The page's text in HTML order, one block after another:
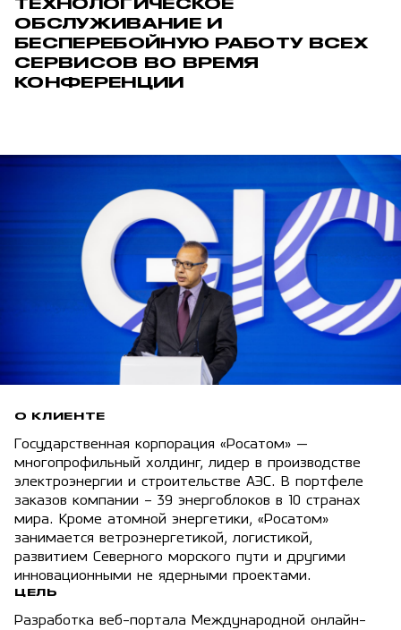
ОБСЛУЖИВАНИЕ И
БЕСПЕРЕБОЙНУЮ РАБОТУ ВСЕХ
СЕРВИСОВ ВО ВРЕМЯ
КОНФЕРЕНЦИИ
О КЛИЕНТЕ
Государственная корпорация «Росатом» —
многопрофильный холдинг, лидер в производстве
электроэнергии и строительстве АЭС. В портфеле
заказов компании – 39 энергоблоков в 10 странах
мира. Кроме атомной энергетики, «Росатом»
занимается ветроэнергетикой, логистикой,
развитием Северного морского пути и другими
инновационными не ядерными проектами.
ЦЕЛЬ
Разработка веб-портала Международной онлайн-